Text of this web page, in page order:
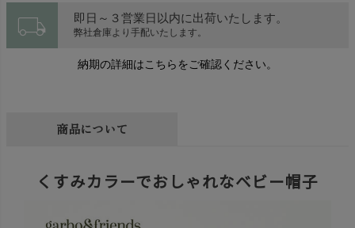
local_shipping 即日～３営業日以内に出荷いたします。
弊社倉庫より手配いたします。
納期の詳細はこちらをご確認ください。
商品について
くすみカラーでおしゃれなベビー帽子